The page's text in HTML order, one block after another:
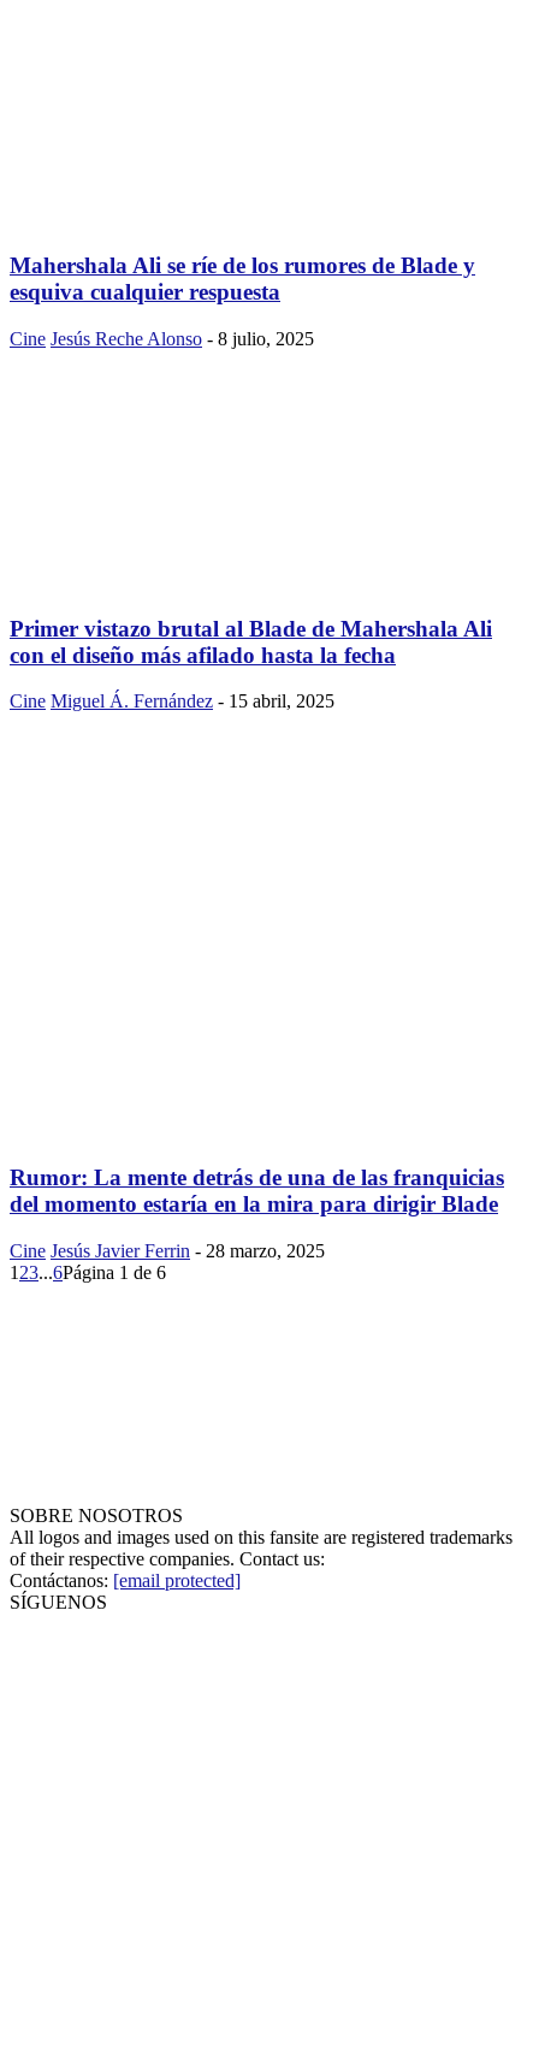
Mahershala Ali se ríe de los rumores de Blade y
esquiva cualquier respuesta
Cine Jesús Reche Alonso - 8 julio, 2025
Primer vistazo brutal al Blade de Mahershala Ali
con el diseño más afilado hasta la fecha
Cine Miguel Á. Fernández - 15 abril, 2025
Rumor: La mente detrás de una de las franquicias
del momento estaría en la mira para dirigir Blade
Cine Jesús Javier Ferrin - 28 marzo, 2025
1 23...6Página 1 de 6
SOBRE NOSOTROS
All logos and images used on this fansite are registered trademarks
of their respective companies. Contact us:
Contáctanos: [email protected]
SÍGUENOS